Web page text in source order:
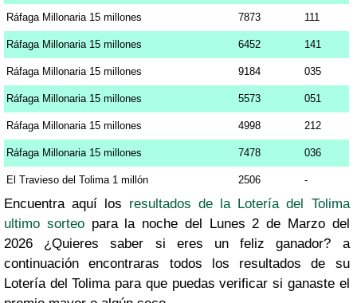
Ráfaga Millonaria 15 millones 7873 111
Ráfaga Millonaria 15 millones 6452 141
Ráfaga Millonaria 15 millones 9184 035
Ráfaga Millonaria 15 millones 5573 051
Ráfaga Millonaria 15 millones 4998 212
Ráfaga Millonaria 15 millones 7478 036
El Travieso del Tolima 1 millón 2506 -
Encuentra aquí los resultados de la Lotería del Tolima
ultimo sorteopara la noche del Lunes 2 de Marzo del
2026 ¿Quieres saber si eres un feliz ganador? a
continuación encontraras todos los resultados de su
Lotería del Tolima para que puedas verificar si ganaste el